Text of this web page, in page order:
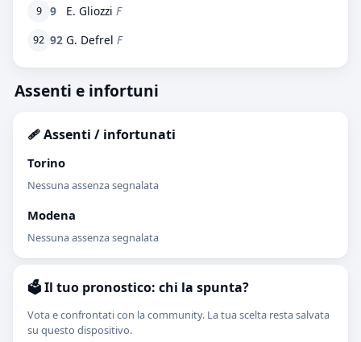
9 9 E. Gliozzi F
92 92 G. Defrel F
Assenti e infortuni
🩹 Assenti / infortunati
Torino
Nessuna assenza segnalata
Modena
Nessuna assenza segnalata
🗳️ Il tuo pronostico: chi la spunta?
Vota e confrontati con la community. La tua scelta resta salvata
su questo dispositivo.